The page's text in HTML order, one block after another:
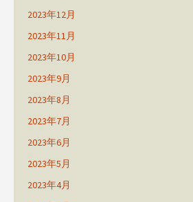
2023年12月
2023年11月
2023年10月
2023年9月
2023年8月
2023年7月
2023年6月
2023年5月
2023年4月